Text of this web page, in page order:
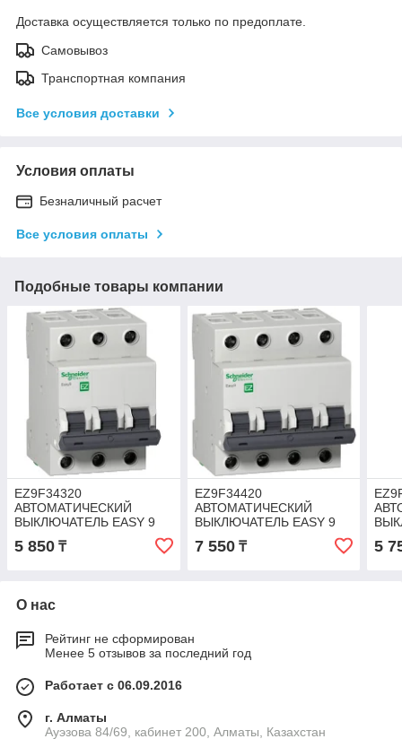
Доставка осуществляется только по предоплате.
Самовывоз
Транспортная компания
Все условия доставки
Условия оплаты
Безналичный расчет
Все условия оплаты
Подобные товары компании
EZ9F34320
АВТОМАТИЧЕСКИЙ
ВЫКЛЮЧАТЕЛЬ EASY 9
3П 20А С 4,5кА 400В
5 850 ₸
EZ9F34420
АВТОМАТИЧЕСКИЙ
ВЫКЛЮЧАТЕЛЬ EASY 9
4П 20А С 4,5кА 400В
7 550₸ 5
О нас
Рейтинг не сформирован
Менее 5 отзывов за последний год
Работает с 06.09.2016
г. Алматы
Ауэзова 84/69, кабинет 200, Алматы, Казахстан